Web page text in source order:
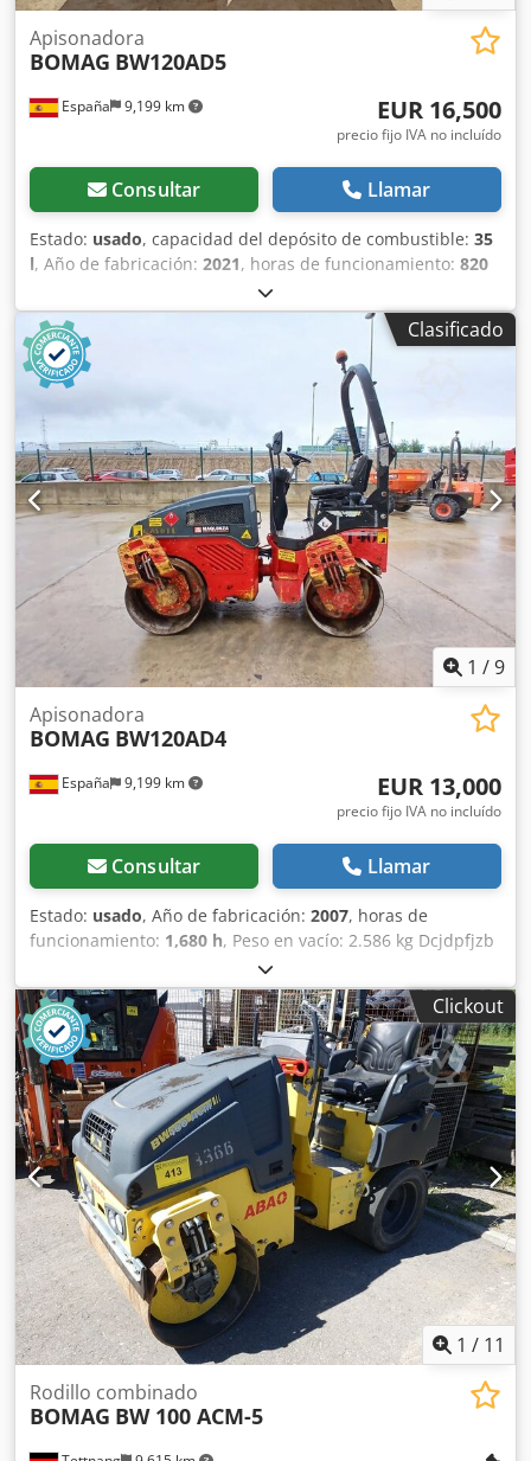
España 9,199 km
Apisonadora
BOMAG BW120AD5
EUR 16,500
precio fijo IVA no incluído
Consultar Llamar
Estado: usado, capacidad del depósito de combustible: 35
l, Año de fabricación: 2021, horas de funcionamiento: 820
, Peso en vacío: 2.700 kg Dimensiones (lxanxal): 253 x 127
x 257 cm Ubicación: Casarrubios del monte (Toledo) El
BOMAG BW120AD5 es ideal para tareas de compactación
ligera en obras urbanas o mantenimiento de carreteras.
Buena maniobrabilidad, controles sencillos y
funcionamiento correcto. Se presenta en estado operativo,
preparado para trabajar desde el primer día. Perfecto para
optimizar tu inversión con maquinaria de segunda mano.
Tipología: Ligera Anchura de tambor: 1.200 mm Dcedpfx
Acjy Iz A Aokjk Diámetro de tambor: 700 mm Capacidad de
depósito: 35 l CE
Clasificado
1 /9
España 9,199 km
Apisonadora
BOMAG BW120AD4
EUR 13,000
precio fijo IVA no incluído
Consultar Llamar
Estado: usado, Año de fabricación: 2007, horas de
funcionamiento: 1,680 h, Peso en vacío: 2.586 kg Dcjdpfjzb
I Tmjx Ackek Dimensiones (lxanxal): 248 x 128 x 180 cm
Ubicación: El Burgo de Ebro (Zaragoza) El BOMAG
BW120AD4 es ideal para tareas de compactación ligera en
obras urbanas o mantenimiento de carreteras. Buena
maniobrabilidad, controles sencillos y funcionamiento
correcto. Se presenta en estado operativo, preparado para
trabajar desde el primer día. Perfecto para optimizar tu
inversión con maquinaria de segunda mano. Peso de
servicio: 2.580 kg Tipología: Ligera Anchura de tambor:
1.200 mm Diámetro de tambor: 700 mm Capacidad de
depósito: 40 l CE
Clickout
1 / 11
Rodillo combinado
BOMAG BW 100 ACM-5